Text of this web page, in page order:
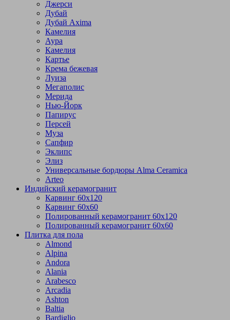
Джерси
Дубай
Дубай Axima
Камелия
Аура
Камелия
Картье
Крема бежевая
Луиза
Мегаполис
Мерида
Нью-Йорк
Папирус
Персей
Муза
Сапфир
Эклипс
Элиз
Универсальные бордюры Alma Ceramica
Arteo
Индийский керамогранит
Карвинг 60х120
Карвинг 60х60
Полированный керамогранит 60х120
Полированный керамогранит 60х60
Плитка для пола
Almond
Alpina
Andora
Alania
Arabesco
Arcadia
Ashton
Baltia
Bardiglio